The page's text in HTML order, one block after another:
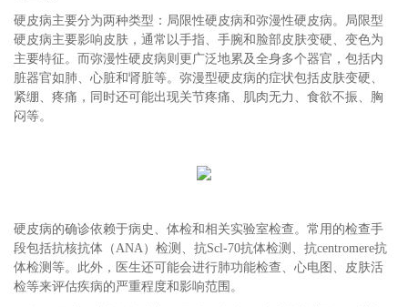
硬皮病主要分为两种类型：局限性硬皮病和弥漫性硬皮病。局限型
硬皮病主要影响皮肤，通常以手指、手腕和脸部皮肤变硬、变色为
主要特征。而弥漫性硬皮病则更广泛地累及全身多个器官，包括内
脏器官如肺、心脏和肾脏等。弥漫型硬皮病的症状包括皮肤变硬、
紧绷、疼痛，同时还可能出现关节疼痛、肌肉无力、食欲不振、胸
闷等。
硬皮病的确诊依赖于病史、体检和相关实验室检查。常用的检查手
段包括抗核抗体（ANA）检测、抗Scl-70抗体检测、抗centromere抗
体检测等。此外，医生还可能会进行肺功能检查、心电图、皮肤活
检等来评估疾病的严重程度和影响范围。